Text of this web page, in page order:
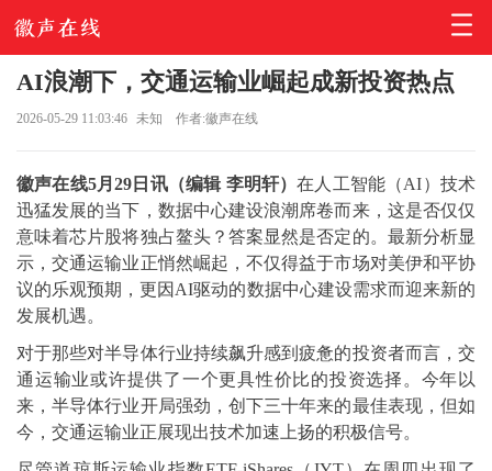
AI浪潮下，交通运输业崛起成新投资热点
2026-05-29 11:03:46 未知 作者:徽声在线
徽声在线5月29日讯（编辑 李明轩）在人工智能（AI）技术
迅猛发展的当下，数据中心建设浪潮席卷而来，这是否仅仅
意味着芯片股将独占鳌头？答案显然是否定的。最新分析显
示，交通运输业正悄然崛起，不仅得益于市场对美伊和平协
议的乐观预期，更因AI驱动的数据中心建设需求而迎来新的
发展机遇。
对于那些对半导体行业持续飙升感到疲惫的投资者而言，交
通运输业或许提供了一个更具性价比的投资选择。今年以
来，半导体行业开局强劲，创下三十年来的最佳表现，但如
今，交通运输业正展现出技术加速上扬的积极信号。